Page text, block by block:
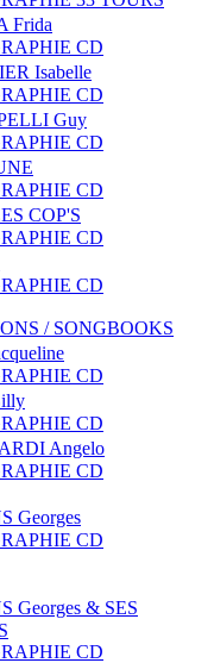
Frida
CD
Isabelle
CD
Guy
CD
CD
COP'S
CD
CD
/ SONGBOOKS
CD
CD
Angelo
CD
Georges
CD
Georges & SES
CD